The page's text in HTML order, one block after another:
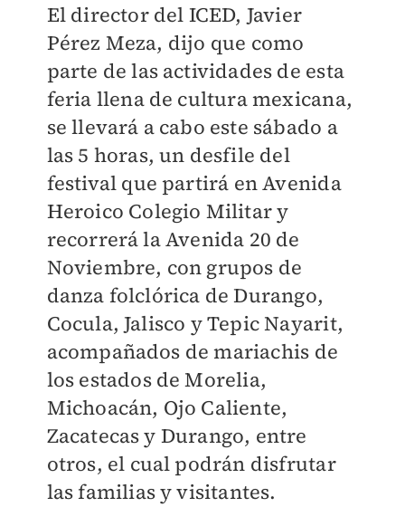
El director del ICED, Javier
Pérez Meza, dijo que como
parte de las actividades de esta
feria llena de cultura mexicana,
se llevará a cabo este sábado a
las 5 horas, un desfile del
festival que partirá en Avenida
Heroico Colegio Militar y
recorrerá la Avenida 20 de
Noviembre, con grupos de
danza folclórica de Durango,
Cocula, Jalisco y Tepic Nayarit,
acompañados de mariachis de
los estados de Morelia,
Michoacán, Ojo Caliente,
Zacatecas y Durango, entre
otros, el cual podrán disfrutar
las familias y visitantes.